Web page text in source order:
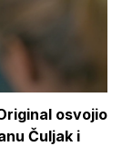
osvojio
Čuljak i